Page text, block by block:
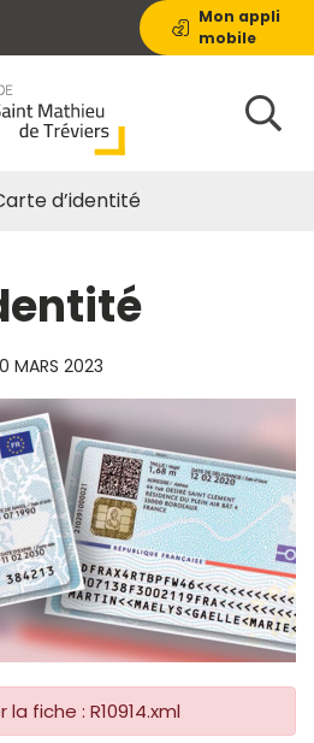
Mon appli
mobile
d’identité
MARS 2023
fiche : R10914.xml